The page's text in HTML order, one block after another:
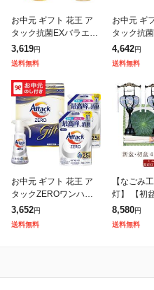
お中元 ギフト 花王 ア
タック抗菌EXバラエテ
ィギフト K・AU-30A
送料無料 メーカー直送
3,619円
送料無料
お中元 ギ
タック抗
ィギフト K
送料無料
4,642円
送料無料
お中元 ギフト 花王 ア
タックZEROワンハン
ドギフト KAN30A 送料
無料 メーカー直送 LTD
3,652円
送料無料
【なごみ
灯】 【初盆セット】初
盆 新盆 4
盆飾り お
8,580円
送料無料